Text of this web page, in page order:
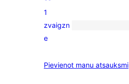
2-
star
reviews
0
1-
reviews
1
zvaigzn
e
Pievienot manu atsauksmi